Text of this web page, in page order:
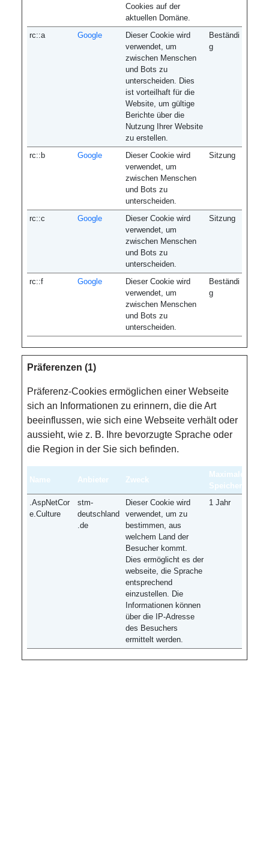
Cookies auf der
aktuellen Domäne.
rc::a Google
Dieser Cookie wird
verwendet, um
zwischen Menschen
und Bots zu
unterscheiden. Dies
ist vorteilhaft für die
Website, um gültige
Berichte über die
Nutzung Ihrer Website
zu erstellen.
Beständi
g
rc::b Google
Dieser Cookie wird
verwendet, um
zwischen Menschen
und Bots zu
unterscheiden.
Sitzung
rc::c Google
Dieser Cookie wird
verwendet, um
zwischen Menschen
und Bots zu
unterscheiden.
Sitzung
rc::f Google
Dieser Cookie wird
verwendet, um
zwischen Menschen
und Bots zu
unterscheiden.
Beständi
g
Präferenzen (1)
Präferenz-Cookies ermöglichen einer Webseite
sich an Informationen zu erinnern, die die Art
beeinflussen, wie sich eine Webseite verhält oder
aussieht, wie z. B. Ihre bevorzugte Sprache oder
die Region in der Sie sich befinden.
Name Anbieter Zweck
Maximale
Speicherdauer
.AspNetCor
e.Culture
stm-
deutschland
.de
Dieser Cookie wird
verwendet, um zu
bestimmen, aus
welchem ​​Land der
Besucher kommt.
Dies ermöglicht es der
webseite, die Sprache
entsprechend
einzustellen. Die
Informationen können
über die IP-Adresse
des Besuchers
ermittelt werden.
1 Jahr